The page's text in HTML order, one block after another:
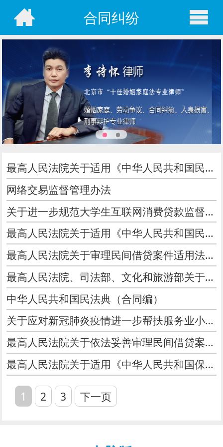
合同纠纷
最高人民法院关于适用《中华人民共和国民法典》合同编通则若干问题的解释
网络交易监督管理办法
关于进一步规范大学生互联网消费贷款监督管理工作的通知
最高人民法院关于适用《中华人民共和国民法典》有关担保制度的解释
最高人民法院关于审理民间借贷案件适用法律若干问题的规定（2020）
最高人民法院、司法部、文化和旅游部关于依法妥善处理涉疫情旅游合同纠纷有关问题的通知
中华人民共和国民法典（合同编）
关于应对新冠肺炎疫情进一步帮扶服务业小微企业和个体工商户缓解房屋租金压力的指导意见
最高人民法院关于依法妥善审理民间借贷案件的通知
最高人民法院关于适用《中华人民共和国保险法》若干问题的解释（四）
1 2 3 下一页